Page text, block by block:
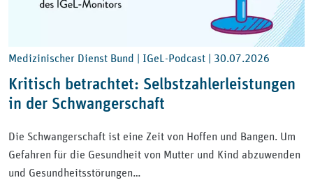
Medizinischer Dienst Bund | IGeL-Podcast | 30.07.2026
Kritisch betrachtet: Selbstzahlerleistungen
in der Schwangerschaft
Die Schwangerschaft ist eine Zeit von Hoffen und Bangen. Um
Gefahren für die Gesundheit von Mutter und Kind abzuwenden
und Gesundheitsstörungen…